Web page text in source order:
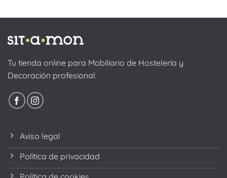
Tu tienda online para Mobiliario de Hostelería y
Decoración profesional.
Aviso legal
Política de privacidad